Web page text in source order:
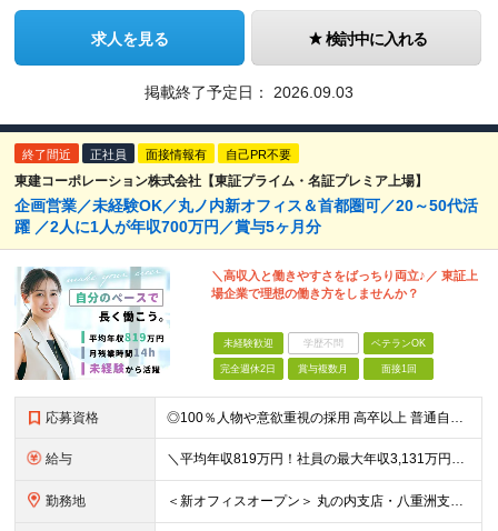
求人を見る 検討中に入れる
掲載終了予定日： 2026.09.03
終了間近 正社員 面接情報有 自己PR不要
東建コーポレーション株式会社【東証プライム・名証プレミア上場】
企画営業／未経験OK／丸ノ内新オフィス＆首都圏可／20～50代活
躍 ／2人に1人が年収700万円／賞与5ヶ月分
＼高収入と働きやすさをばっちり両立♪／ 東証上
場企業で理想の働き方をしませんか？
未経験歓迎 学歴不問 ベテランOK
完全週休2日 賞与複数月 面接1回
応募資格 ◎100％人物や意欲重視の採用 高卒以上 普通自動車第一種運転免許取得者（AT限定可） ★職歴は全く問いません！ 前向きにコツコツと向き合える方であれば結果がついてくるお仕事です。 現職・無職、正社
給与 ＼平均年収819万円！社員の最大年収3,131万円／ ＼2人に1人が年収700万円以上／ ＼5人に1人が年収1,000万円以上！／ 固定給だけで、年収524万円も可能！ インセンティブだけでなく固定給
勤務地 ＜新オフィスオープン＞ 丸の内支店・八重洲支店 東京都千代田区丸の内1丁目9-1 グラントウキョウノースタワーオフィス40階（東京ヘッドオフィス内） ★東京駅直結の新オフィスで雨にも濡れずに通勤♪